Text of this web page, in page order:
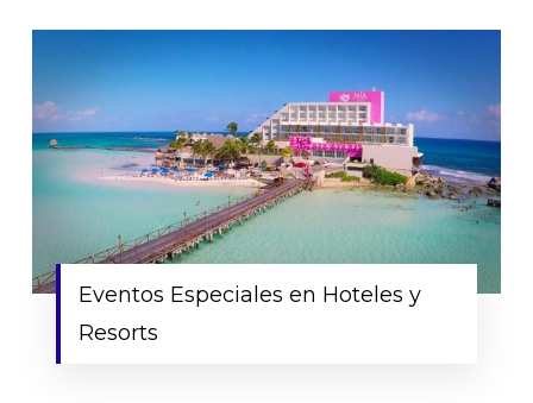
Eventos Especiales en Hoteles y
Resorts